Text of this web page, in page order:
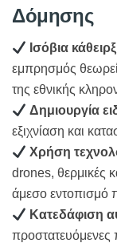
Δόμησης
Ισόβια
εμπρησμός
της εθνικής
Δημιουργία
εξιχνίαση και
Χρήση
drones, θερμικές
άμεσο εντοπισμό
Κατεδάφιση